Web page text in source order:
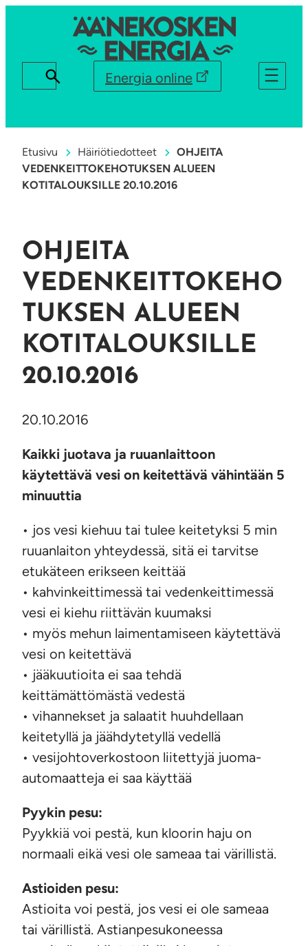
Energia online
Etusivu Häiriötiedotteet
OHJEITA
VEDENKEITTOKEHOTUKSEN ALUEEN
KOTITALOUKSILLE 20.10.2016
OHJEITA
VEDENKEITTOKEHO
TUKSEN ALUEEN
KOTITALOUKSILLE
20.10.2016
20.10.2016
Kaikki juotava ja ruuanlaittoon
käytettävä vesi on keitettävä vähintään 5
minuuttia
• jos vesi kiehuu tai tulee keitetyksi 5 min
ruuanlaiton yhteydessä, sitä ei tarvitse
etukäteen erikseen keittää
• kahvinkeittimessä tai vedenkeittimessä
vesi ei kiehu riittävän kuumaksi
• myös mehun laimentamiseen käytettävä
vesi on keitettävä
• jääkuutioita ei saa tehdä
keittämättömästä vedestä
• vihannekset ja salaatit huuhdellaan
keitetyllä ja jäähdytetyllä vedellä
• vesijohtoverkostoon liitettyjä juoma-
automaatteja ei saa käyttää
Pyykin pesu:
Pyykkiä voi pestä, kun kloorin haju on
normaali eikä vesi ole sameaa tai värillistä.
Astioiden pesu:
Astioita voi pestä, jos vesi ei ole sameaa
tai värillistä. Astianpesukoneessa